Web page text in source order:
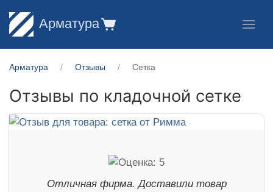
Арматура
Арматура Отзывы Сетка
Отзывы по кладочной сетке
Отличная фирма. Доставили товар